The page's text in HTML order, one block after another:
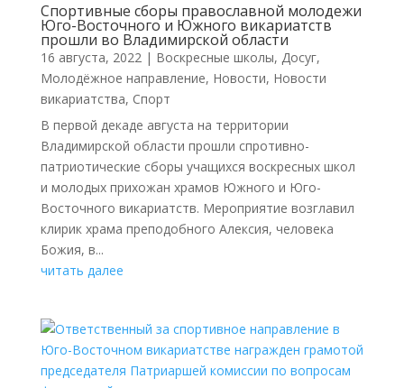
Спортивные сборы православной молодежи
Юго-Восточного и Южного викариатств
прошли во Владимирской области
16 августа, 2022| Воскресные школы, Досуг,
Молодёжное направление, Новости, Новости
викариатства, Спорт
В первой декаде августа на территории
Владимирской области прошли спротивно-
патриотические сборы учащихся воскресных школ
и молодых прихожан храмов Южного и Юго-
Восточного викариатств. Мероприятие возглавил
клирик храма преподобного Алексия, человека
Божия, в...
читать далее